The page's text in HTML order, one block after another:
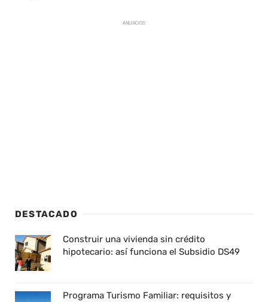
ANUNCIOS
DESTACADO
Construir una vivienda sin crédito
hipotecario: así funciona el Subsidio DS49
Programa Turismo Familiar: requisitos y